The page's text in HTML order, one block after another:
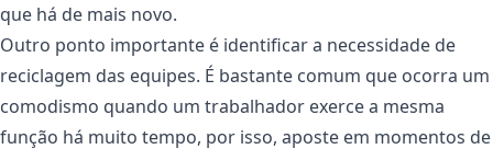
que há de mais novo.
Outro ponto importante é identificar a necessidade de
reciclagem das equipes. É bastante comum que ocorra um
comodismo quando um trabalhador exerce a mesma
função há muito tempo, por isso, aposte em momentos de